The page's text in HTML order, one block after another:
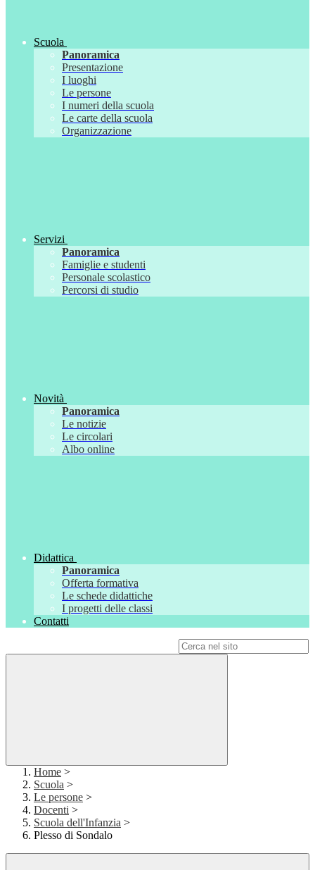
Scuola
Panoramica
Presentazione
I luoghi
Le persone
I numeri della scuola
Le carte della scuola
Organizzazione
Servizi
Panoramica
Famiglie e studenti
Personale scolastico
Percorsi di studio
Novità
Panoramica
Le notizie
Le circolari
Albo online
Didattica
Panoramica
Offerta formativa
Le schede didattiche
I progetti delle classi
Contatti
Home >
Scuola >
Le persone >
Docenti >
Scuola dell'Infanzia >
Plesso di Sondalo